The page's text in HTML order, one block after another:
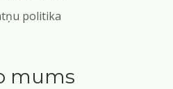
politika
mums